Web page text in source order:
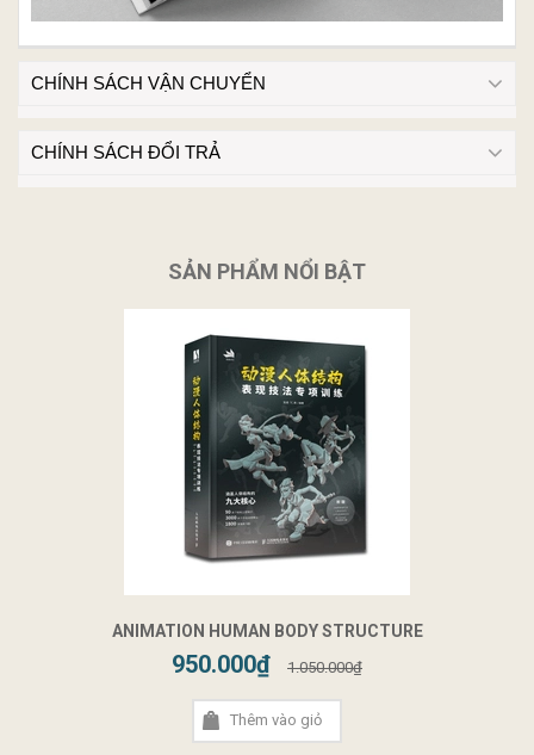
CHÍNH SÁCH VẬN CHUYỂN
CHÍNH SÁCH ĐỔI TRẢ
SẢN PHẨM NỔI BẬT
ANIMATION HUMAN BODY STRUCTURE
950.000₫ 1.050.000₫
Thêm vào giỏ